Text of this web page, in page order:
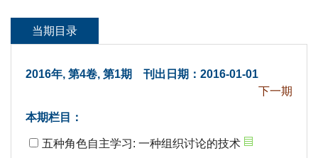
2016年, 第4卷, 第1期 刊出日期：2016-01-01